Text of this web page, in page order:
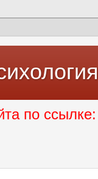
по ссылке: